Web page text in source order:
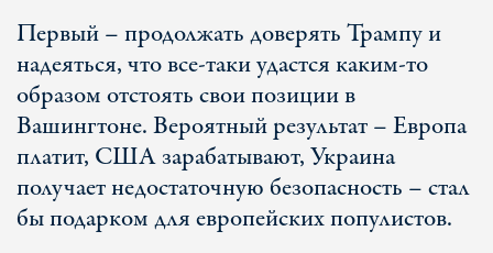
Первый – продолжать доверять Трампу и
надеяться, что все-таки удастся каким-то
образом отстоять свои позиции в
Вашингтоне. Вероятный результат – Европа
платит, США зарабатывают, Украина
получает недостаточную безопасность – стал
бы подарком для европейских популистов.